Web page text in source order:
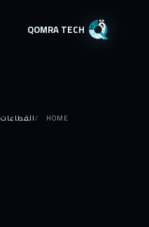
QOMRA TECH
HOME القطاعات